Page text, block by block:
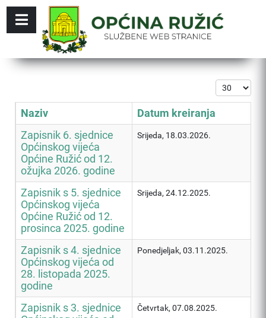
Prikaz #
Naziv
Datum kreiranja
Zapisnik 6. sjednice
Općinskog vijeća
Općine Ružić od 12.
ožujka 2026. godine
Srijeda, 18.03.2026.
Zapisnik s 5. sjednice
Općinskog vijeća
Općine Ružić od 12.
prosinca 2025. godine
Srijeda, 24.12.2025.
Zapisnik s 4. sjednice
Općinskog vijeća od
28. listopada 2025.
godine
Ponedjeljak, 03.11.2025.
Zapisnik s 3. sjednice
Četvrtak, 07.08.2025.